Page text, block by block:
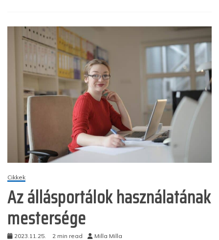
Cikkek
Az állásportálok használatának
mestersége
2023.11.25. 2 min read Milla Milla